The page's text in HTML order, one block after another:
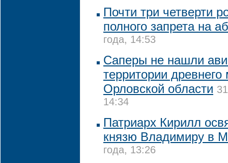
Почти три четверти
полного запрета на
года, 14:53
Саперы не нашли
территории
Орловской области
14:34
Патриарх Кирилл
князю Владимиру в
года, 13:26